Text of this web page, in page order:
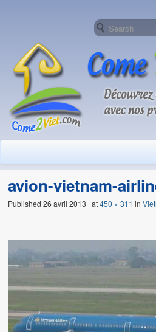
Accueil
A propos de Come To Viet
A propos de Homestay Vietnam
Pourquoi choisir les
Comment se passe votre
Programmes Homestay
avion-vietnam-
Published26 avril 2013 at450 × 311 in